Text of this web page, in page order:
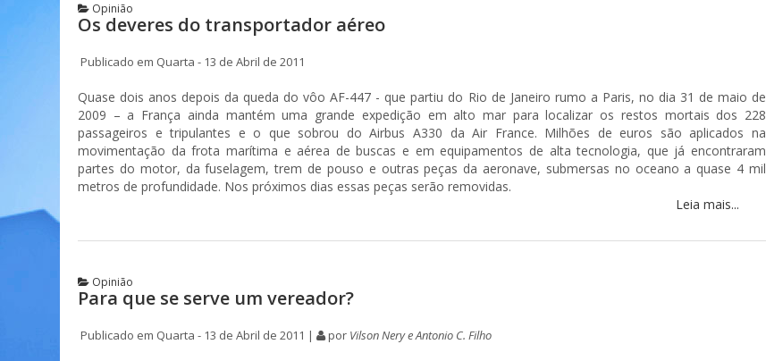
Opinião
Os deveres do transportador aéreo
Publicado em Quarta - 13 de Abril de 2011
Quase dois anos depois da queda do vôo AF-447 - que partiu do Rio de Janeiro rumo a Paris, no dia 31 de maio de
2009 – a França ainda mantém uma grande expedição em alto mar para localizar os restos mortais dos 228
passageiros e tripulantes e o que sobrou do Airbus A330 da Air France. Milhões de euros são aplicados na
movimentação da frota marítima e aérea de buscas e em equipamentos de alta tecnologia, que já encontraram
partes do motor, da fuselagem, trem de pouso e outras peças da aeronave, submersas no oceano a quase 4 mil
metros de profundidade. Nos próximos dias essas peças serão removidas.
Leia mais...
Opinião
Para que se serve um vereador?
Publicado em Quarta - 13 de Abril de 2011 | por Vilson Nery e Antonio C. Filho